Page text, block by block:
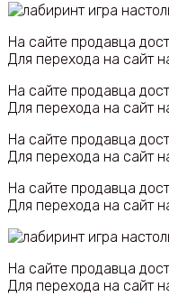
На сайте продавца
Для перехода на сайт
На сайте продавца
Для перехода на сайт
На сайте продавца
Для перехода на сайт
На сайте продавца
Для перехода на сайт
На сайте продавца
Для перехода на сайт